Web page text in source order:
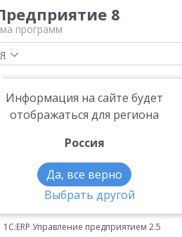
8
программ
Информация на сайте будет
отображаться для региона
Россия
Да, все верно
Выбрать другой
Имущественные налоги
земельного налога без
№ БС-4-21/7598.
1С:ERP Управление предприятием 2.5